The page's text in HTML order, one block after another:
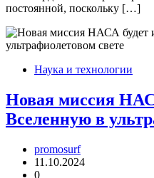
постоянной, поскольку […]
Наука и технологии
Новая миссия
Вселенную в
promosurf
11.10.2024
0